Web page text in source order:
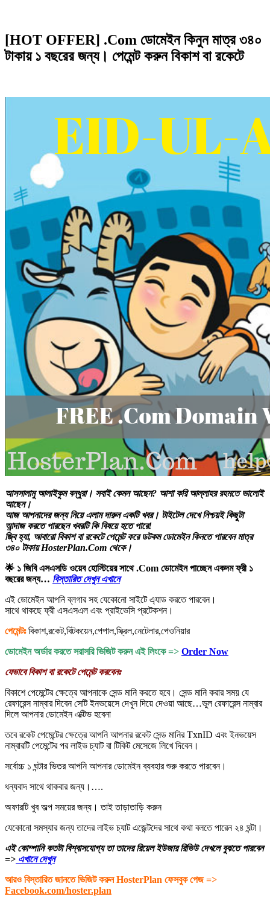
[HOT OFFER] .Com ডোমেইন কিনুন মাত্র ৩৪০
টাকায় ১ বছরের জন্য। পেমেন্ট করুন বিকাশ বা রকেটে
আসসালামু আলাইকুম বন্ধুরা। সবাই কেমন আছেন? আশা করি আল্লাহর রহমতে ভালোই
আছেন।
আজ আপনাদের জন্য নিয়ে এলাম দারুন একটি খবর। টাইটেল দেখে নিশ্চয়ই কিছুটা
আন্দাজ করতে পারছেন খবরটি কি বিষয়ে হতে পারে!
জ্বি হ্যা, আবারো বিকাশ বা রকেটে পেমেন্ট করে ডটকম ডোমেইন কিনতে পারবেন মাত্র
৩৪০ টাকায় HosterPlan.Com থেকে।
🌟 ১ জিবি এসএসডি ওয়েব হোস্টিয়ের সাথে .Com ডোমেইন পাচ্ছেন একদম ফ্রী ১
বছরের জন্য… বিস্তারিত দেখুন এখানে
এই ডোমেইন আপনি ব্লগার সহ যেকোনো সাইটে এ্যাড করতে পারবেন।
সাথে থাকছে ফ্রী এসএসএল এবং প্রাইভেসি প্রটেকশন।
পেমেন্টঃবিকাশ,রকেট,বিটকয়েন,পেপাল,স্ক্রিল,নেটেলার,পেওনিয়ার
ডোমেইন অর্ডার করতে সরাসরি ভিজিট করুন এই লিংকে => Order Now
যেভাবে বিকাশ বা রকেটে পেমেন্ট করবেনঃ
বিকাশে পেমেন্টের ক্ষেত্রে আপনাকে সেন্ড মানি করতে হবে। সেন্ড মানি করার সময় যে
রেফারেন্স নাম্বার দিবেন সেটি ইনভয়েসে দেখুন দিয়ে দেওয়া আছে…ভুল রেফারেন্স নাম্বার
দিলে আপনার ডোমেইন এক্টিভ হবেনা
তবে রকেট পেমেন্টের ক্ষেত্রে আপনি আপনার রকেট সেন্ড মানির TxnID এবং ইনভয়েস
নাম্বারটি পেমেন্টের পর লাইভ চ্যাট বা টিকিট মেসেজে লিখে দিবেন।
সর্বোচ্চ ১ ঘন্টার ভিতর আপনি আপনার ডোমেইন ব্যবহার শুরু করতে পারবেন।
ধন্যবাদ সাথে থাকবার জন্য।….
অফারটি খুব অল্প সময়ের জন্য। তাই তাড়াতাড়ি করুন
যেকোনো সমস্যার জন্য তাদের লাইভ চ্যাট এজেন্টদের সাথে কথা বলতে পারেন ২৪ ঘন্টা।
এই কোম্পানি কতটা বিশ্বাসযোগ্য তা তাদের রিয়েল ইউজার রিভিউ দেখলে বুঝতে পারবেন
=> এখানে দেখুন
আরও বিস্তারিত জানতে ভিজিট করুন HosterPlan ফেসবুক পেজ =>
Facebook.com/hoster.plan